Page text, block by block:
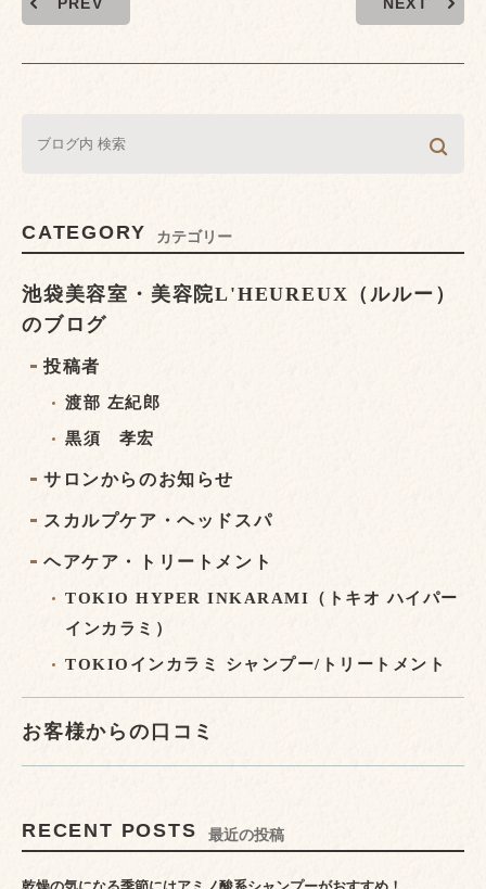
CATEGORY カテゴリー
池袋美容室・美容院L'HEUREUX（ルルー）
のブログ
投稿者
渡部 左紀郎
黒須 孝宏
サロンからのお知らせ
スカルプケア・ヘッドスパ
ヘアケア・トリートメント
TOKIO HYPER INKARAMI（トキオ ハイパー
インカラミ）
TOKIOインカラミ シャンプー/トリートメント
お客様からの口コミ
RECENT POSTS 最近の投稿